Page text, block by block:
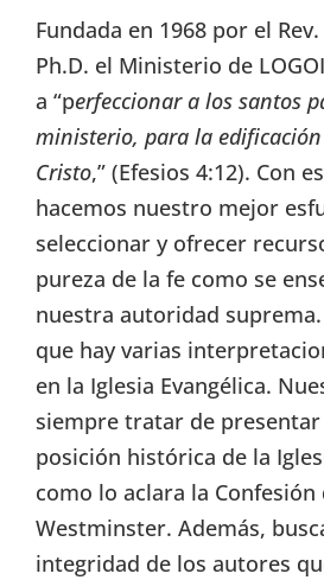
Fundada en 1968 por el
Ph.D. el Ministerio de
a “perfeccionar a los santos
ministerio, para la
Cristo,” (Efesios 4:12). Con
hacemos nuestro mejor
seleccionar y ofrecer
pureza de la fe como se
nuestra autoridad suprema.
que hay varias
en la Iglesia Evangélica.
siempre tratar de
posición histórica de la
como lo aclara la Confesión
Westminster. Además,
integridad de los autores